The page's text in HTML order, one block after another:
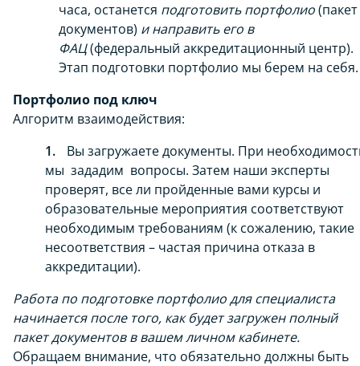
часа, останется подготовить портфолио(пакет
документов) и направить его в
ФАЦ(федеральный аккредитационный центр).
Этап подготовки портфолио мы берем на себя.
Портфолио под ключ
Алгоритм взаимодействия:
Вы загружаете документы. При
мы зададим вопросы. Затем наши эксперты
проверят, все ли пройденные вами курсы и
образовательные мероприятия соответствуют
необходимым требованиям (к сожалению, такие
несоответствия – частая причина отказа в
аккредитации).
Работа по подготовке портфолио для специалиста
начинается после того, как будет загружен полный
пакет документов в вашем личном кабинете.
Обращаем внимание, что обязательно должны быть